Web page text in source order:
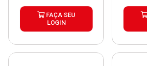
FAÇA SEU
LOGIN